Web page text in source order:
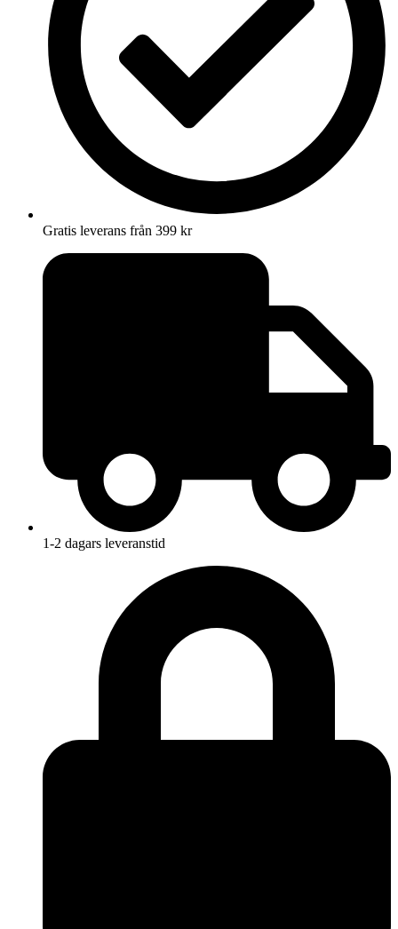
Gratis leverans från 399 kr
1-2 dagars leveranstid